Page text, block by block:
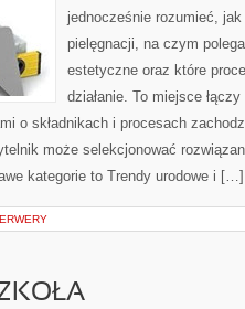
jednocześnie rozumieć, jak
pielęgnacji, na czym
estetyczne oraz które
działanie. To miejsce
o składnikach i procesach
może selekcjonować
kategorie to Trendy urodowe i […]